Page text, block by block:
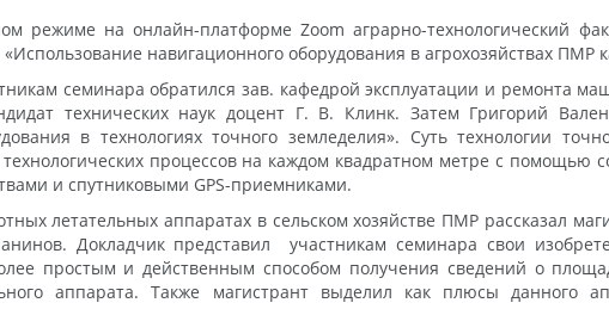
режиме на онлайн-платформе Zoom аграрно-технологический
навигационного оборудования в агрохозяйствах ПМР
семинара обратился зав. кафедрой эксплуатации и ремонта
технических наук доцент Г. В. Клинк. Затем Григорий
в технологиях точного земледелия». Суть технологии
процессов на каждом квадратном метре с помощью
и спутниковыми GPS-приемниками.
летательных аппаратах в сельском хозяйстве ПМР рассказал
Докладчик представил участникам семинара свои
простым и действенным способом получения сведений о
аппарата. Также магистрант выделил как плюсы данного